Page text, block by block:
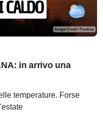
in arrivo una
temperature. Forse